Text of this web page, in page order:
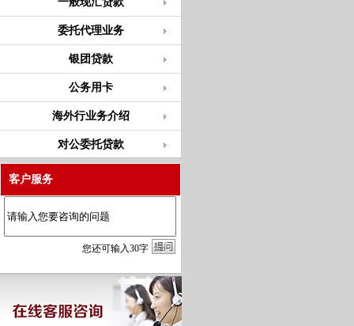
委托代理业务
银团贷款
公务用卡
海外行业务介绍
对公委托贷款
客户服务
您还可输入30字